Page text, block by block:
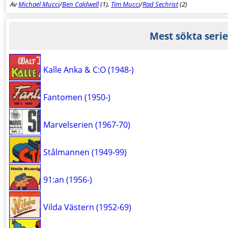
AvMichael Mucci/Ben Caldwell(1), Tim Mucci/Rad Sechrist(2)
Mest sökta
Kalle Anka & C:O (1948-)
Fantomen (1950-)
Marvelserien (1967-70)
Stålmannen (1949-99)
91:an (1956-)
Vilda Västern (1952-69)